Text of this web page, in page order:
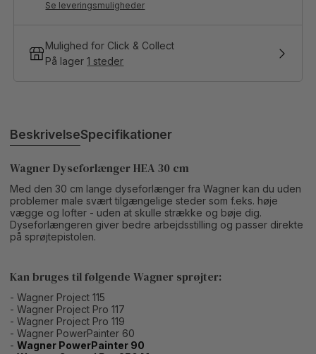
Se leveringsmuligheder
Mulighed for Click & Collect
På lager1 steder
BeskrivelseSpecifikationer
Wagner Dyseforlænger HEA 30 cm
Med den 30 cm lange dyseforlænger fra Wagner kan du uden
problemer male svært tilgængelige steder som f.eks. høje
vægge og lofter - uden at skulle strække og bøje dig.
Dyseforlængeren giver bedre arbejdsstilling og passer direkte
på sprøjtepistolen.
Kan bruges til følgende Wagner sprøjter:
- Wagner Project 115
- Wagner Project Pro 117
- Wagner Project Pro 119
- Wagner PowerPainter 60
-Wagner PowerPainter 90